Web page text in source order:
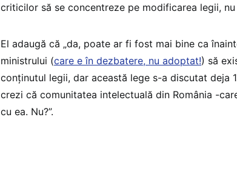
criticilor să se concentreze pe modificarea legii,
El adaugă că „da, poate ar fi fost mai bine ca
ministrului (care e în dezbatere, nu adoptat!) să
conținutul legii, dar această lege s-a discutat deja
crezi că comunitatea intelectuală din România -
cu ea. Nu?”.